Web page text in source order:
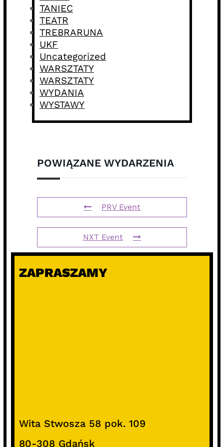
TANIEC
TEATR
TREBRARUNA
UKF
Uncategorized
WARSZTATY
WARSZTATY
WYDANIA
WYSTAWY
POWIĄZANE WYDARZENIA
PRV Event
NXT Event
ZAPRASZAMY
Wita Stwosza 58 pok. 109
80-308 Gdańsk